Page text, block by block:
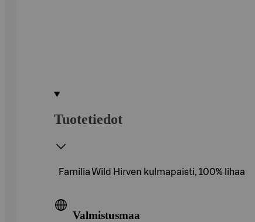
Tuotetiedot
Familia Wild Hirven kulmapaisti, 100% lihaa
Valmistusmaa